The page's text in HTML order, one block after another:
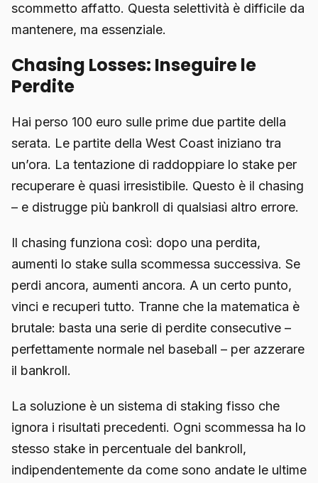
scommetto affatto. Questa selettività è difficile da
mantenere, ma essenziale.
Chasing Losses: Inseguire le
Perdite
Hai perso 100 euro sulle prime due partite della
serata. Le partite della West Coast iniziano tra
un’ora. La tentazione di raddoppiare lo stake per
recuperare è quasi irresistibile. Questo è il chasing
– e distrugge più bankroll di qualsiasi altro errore.
Il chasing funziona così: dopo una perdita,
aumenti lo stake sulla scommessa successiva. Se
perdi ancora, aumenti ancora. A un certo punto,
vinci e recuperi tutto. Tranne che la matematica è
brutale: basta una serie di perdite consecutive –
perfettamente normale nel baseball – per azzerare
il bankroll.
La soluzione è un sistema di staking fisso che
ignora i risultati precedenti. Ogni scommessa ha lo
stesso stake in percentuale del bankroll,
indipendentemente da come sono andate le ultime